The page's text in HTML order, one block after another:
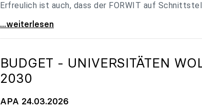
Erfreulich ist auch, dass der FORWIT auf
uniko zu FORWIT-Analyse: Wichtige Themen
...weiterlesen
BUDGET - UNIVERSITÄTEN
2030
APA 24.03.2026